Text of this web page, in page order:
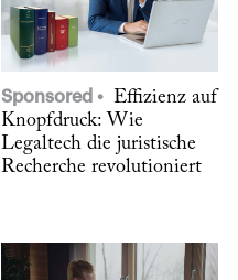
Sponsored
Effizienz auf
Knopfdruck: Wie
Legaltech die juristische
Recherche revolutioniert